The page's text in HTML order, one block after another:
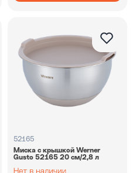
52165
Миска с крышкой Werner
Gusto 52165 20 см/2,8 л